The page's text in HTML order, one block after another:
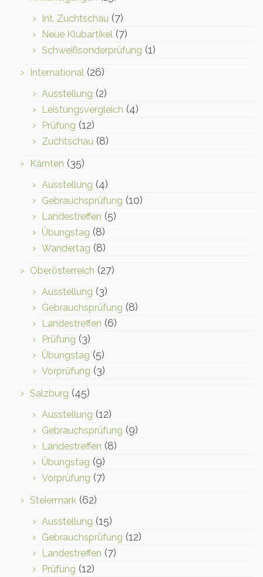
Int. Zuchtschau (7)
Neue Klubartikel (7)
Schweißsonderprüfung (1)
International (26)
Ausstellung (2)
Leistungsvergleich (4)
Prüfung (12)
Zuchtschau (8)
Kärnten (35)
Ausstellung (4)
Gebrauchsprüfung (10)
Landestreffen (5)
Übungstag (8)
Wandertag (8)
Oberösterreich (27)
Ausstellung (3)
Gebrauchsprüfung (8)
Landestreffen (6)
Prüfung (3)
Übungstag (5)
Vorprüfung (3)
Salzburg (45)
Ausstellung (12)
Gebrauchsprüfung (9)
Landestreffen (8)
Übungstag (9)
Vorprüfung (7)
Steiermark (62)
Ausstellung (15)
Gebrauchsprüfung (12)
Landestreffen (7)
Prüfung (12)